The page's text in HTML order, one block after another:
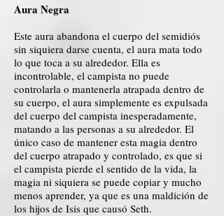
Aura Negra
Este aura abandona el cuerpo del semidiós
sin siquiera darse cuenta, el aura mata todo
lo que toca a su alrededor. Ella es
incontrolable, el campista no puede
controlarla o mantenerla atrapada dentro de
su cuerpo, el aura simplemente es expulsada
del cuerpo del campista inesperadamente,
matando a las personas a su alrededor. El
único caso de mantener esta magia dentro
del cuerpo atrapado y controlado, es que si
el campista pierde el sentido de la vida, la
magia ni siquiera se puede copiar y mucho
menos aprender, ya que es una maldición de
los hijos de Isis que causó Seth.